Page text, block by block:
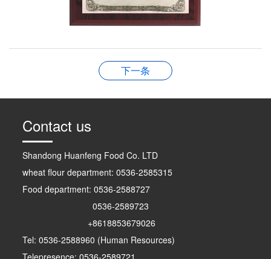
下一条
Contact us
Shandong Huanfeng Food Co. LTD
wheat flour department: 0536-2585315
Food department: 0536-2588727
0536-2589723
+8618853679026
Tel: 0536-2588960 (Human Resources)
Telepresence: 0536-2589721